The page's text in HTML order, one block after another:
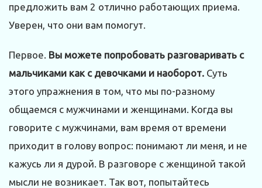
предложить вам 2 отлично работающих приема.
Уверен, что они вам помогут.
Первое. Вы можете попробовать разговаривать с
мальчиками как с девочками и наоборот. Суть
этого упражнения в том, что мы по-разному
общаемся с мужчинами и женщинами. Когда вы
говорите с мужчинами, вам время от времени
приходит в голову вопрос: понимают ли меня, и не
кажусь ли я дурой. В разговоре с женщиной такой
мысли не возникает. Так вот, попытайтесь